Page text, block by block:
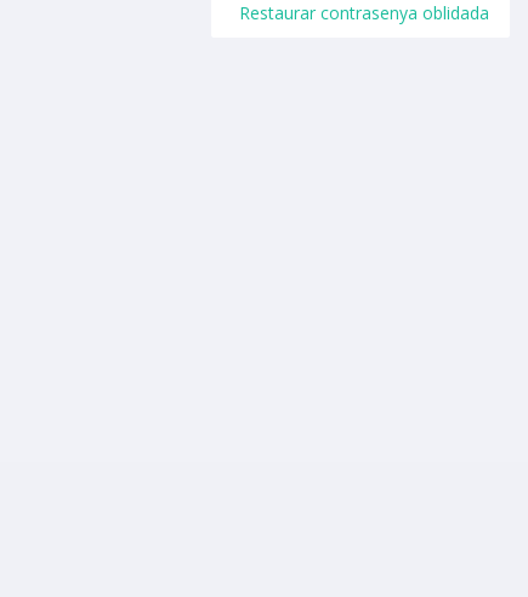
Restaurar contrasenya oblidada